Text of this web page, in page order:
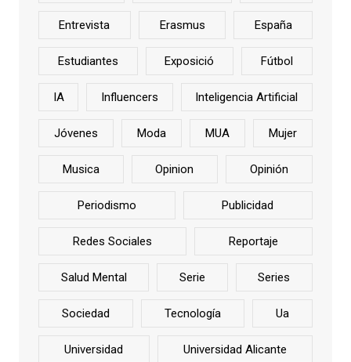
Entrevista Erasmus España
Estudiantes Exposició Fútbol
IA Influencers Inteligencia Artificial
Jóvenes Moda MUA Mujer
Musica Opinion Opinión
Periodismo Publicidad
Redes Sociales Reportaje
Salud Mental Serie Series
Sociedad Tecnología Ua
Universidad Universidad Alicante